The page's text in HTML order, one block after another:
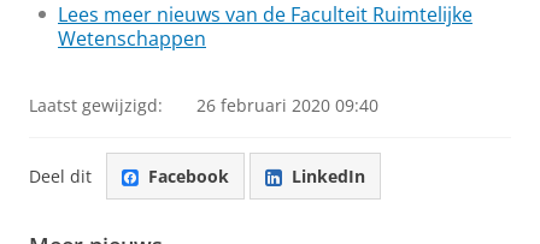
Lees meer nieuws van de Faculteit Ruimtelijke
Wetenschappen
Laatst gewijzigd: 26 februari 2020 09:40
Deel dit Facebook LinkedIn